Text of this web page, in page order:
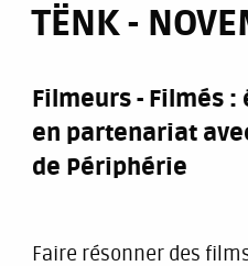
TËNK -
Filmeurs - Filmés :
en partenariat
de Périphérie
Faire résonner des